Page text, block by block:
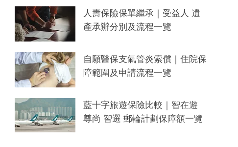
人壽保險保單繼承｜受益人 遺
產承辦分別及流程一覽
自願醫保支氣管炎索償｜住院保
障範圍及申請流程一覽
藍十字旅遊保險比較｜智在遊
尊尚 智選 郵輪計劃保障額一覽